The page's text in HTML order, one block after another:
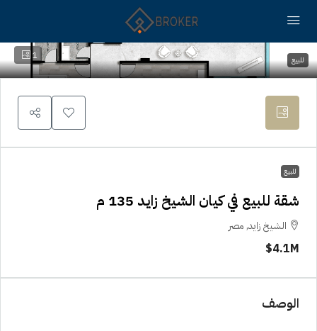
1 للبيع
للبيع
شقة للبيع في كيان الشيخ زايد 135 م
الشيخ زايد, مصر
4.1M$
الوصف